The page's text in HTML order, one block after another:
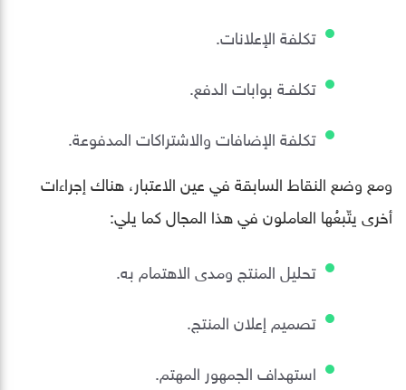
تكلفة الإعلانات.
تكلفـة بوابات الدفع.
تكلفة الإضافات والاشتراكات المدفوعة.
ومع وضع النقاط السابقة في عين الاعتبار، هناك إجراءات
أخرى يتّبعُها العاملون في هذا المجال كما يلي:
تحليل المنتج ومدى الاهتمام به.
تصميم إعلان المنتج.
استهداف الجمهور المهتم.